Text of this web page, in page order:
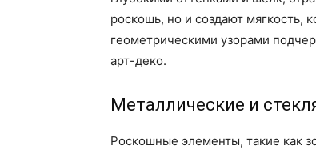
роскошь, но и создают мягкость,
геометрическими узорами
арт-деко.
Металлические и
Роскошные элементы, такие как